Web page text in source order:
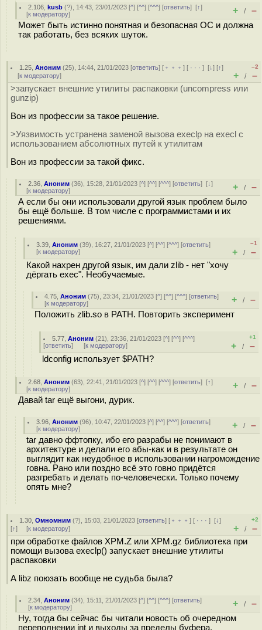
2.106 ,kusb (?), 14:43, 23/01/2023 [^] [^^] [^^^] [ответить][↑]
[к модератору] + / –
Может быть истинно понятная и безопасная ОС и должна
так работать, без всяких шуток.
1.25 ,Аноним (25), 14:44, 21/01/2023 [ответить] [ ﹢﹢﹢] [ · · ·][↓] [↑]
[к модератору]
–2
+ / –
>запускает внешние утилиты распаковки (uncompress или
gunzip)
Вон из профессии за такое решение.
>Уязвимость устранена заменой вызова execlp на execl с
использованием абсолютных путей к утилитам
Вон из профессии за такой фикс.
2.36 ,Аноним (36), 15:28, 21/01/2023 [^] [^^] [^^^] [ответить][↓]
[к модератору] + / –
А если бы они использовали другой язык проблем было
бы ещё больше. В том числе с программистами и их
решениями.
3.39 ,Аноним (39), 16:27, 21/01/2023 [^] [^^] [^^^] [ответить]
[к модератору]
–1
+ / –
Какой нахрен другой язык, им дали zlib - нет "хочу
дёргать exec". Необучаемые.
4.75 ,Аноним (75), 23:34, 21/01/2023 [^] [^^] [^^^] [ответить]
[к модератору] + / –
Положить zlib.so в PATH. Повторить эксперимент
5.77 ,Аноним (21), 23:36, 21/01/2023 [^] [^^] [^^^]
[ответить] [к модератору]
+1
+ / –
ldconfig использует $PATH?
2.68 ,Аноним (63), 22:41, 21/01/2023 [^] [^^] [^^^] [ответить][↑]
[к модератору] + / –
Давай tar ещё выгони, дурик.
3.96 ,Аноним (96), 10:47, 22/01/2023 [^] [^^] [^^^] [ответить]
[к модератору] + / –
tar давно ффтопку, ибо его разрабы не понимают в
архитектуре и делали его абы-как и в результате он
выглядит как неудобное в использовании нагромождение
говна. Рано или поздно всё это говно придётся
разгребать и делать по-человечески. Только почему
опять мне?
1.30 ,Омномним (?), 15:03, 21/01/2023 [ответить] [ ﹢﹢﹢] [ · · ·][↓]
[↑] [к модератору]
+2
+ / –
при обработке файлов XPM.Z или XPM.gz библиотека при
помощи вызова execlp() запускает внешние утилиты
распаковки
А libz поюзать вообще не судьба была?
2.34 ,Аноним (34), 15:11, 21/01/2023 [^] [^^] [^^^] [ответить]
[к модератору] + / –
Ну, тогда бы сейчас бы читали новость об очередном
переполнении int и выходы за пределы буфера.